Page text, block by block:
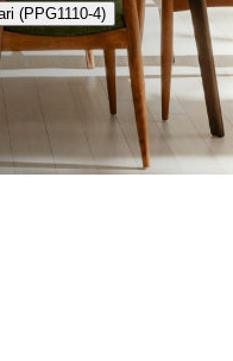
(PPG1110-4)